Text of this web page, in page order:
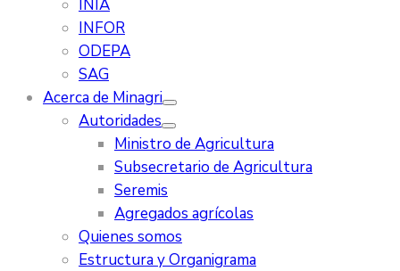
INIA
INFOR
ODEPA
SAG
Acerca de Minagri
Autoridades
Ministro de Agricultura
Subsecretario de Agricultura
Seremis
Agregados agrícolas
Quienes somos
Estructura y Organigrama